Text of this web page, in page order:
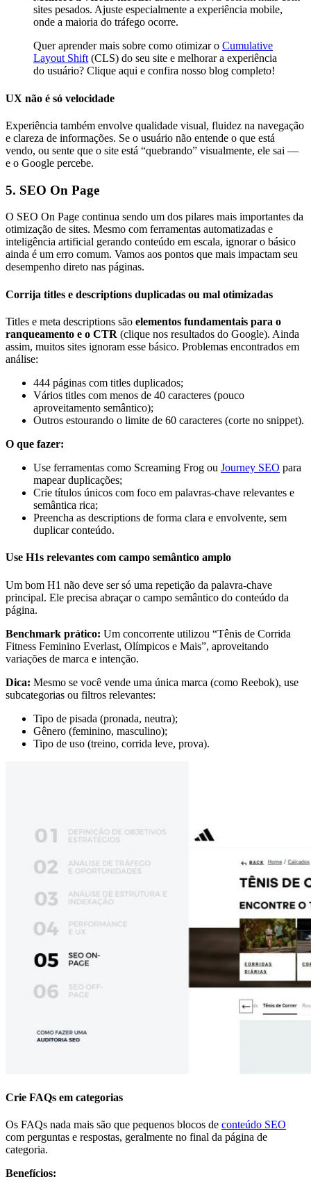
sites pesados. Ajuste especialmente a experiência mobile,
onde a maioria do tráfego ocorre.
Quer aprender mais sobre como otimizar o Cumulative
Layout Shift(CLS) do seu site e melhorar a experiência
do usuário? Clique aqui e confira nosso blog completo!
UX não é só velocidade
Experiência também envolve qualidade visual, fluidez na navegação
e clareza de informações. Se o usuário não entende o que está
vendo, ou sente que o site está “quebrando” visualmente, ele sai —
e o Google percebe.
5. SEO On Page
O SEO On Page continua sendo um dos pilares mais importantes da
otimização de sites. Mesmo com ferramentas automatizadas e
inteligência artificial gerando conteúdo em escala, ignorar o básico
ainda é um erro comum. Vamos aos pontos que mais impactam seu
desempenho direto nas páginas.
Corrija titles e descriptions duplicadas ou mal otimizadas
Titles e meta descriptions são elementos fundamentais para o
ranqueamento e o CTR (clique nos resultados do Google). Ainda
assim, muitos sites ignoram esse básico. Problemas encontrados em
análise:
444 páginas com titles duplicados;
Vários titles com menos de 40 caracteres (pouco
aproveitamento semântico);
Outros estourando o limite de 60 caracteres (corte no snippet).
O que fazer:
Use ferramentas como Screaming Frog ou Journey SEO para
mapear duplicações;
Crie títulos únicos com foco em palavras-chave relevantes e
semântica rica;
Preencha as descriptions de forma clara e envolvente, sem
duplicar conteúdo.
Use H1s relevantes com campo semântico amplo
Um bom H1 não deve ser só uma repetição da palavra-chave
principal. Ele precisa abraçar o campo semântico do conteúdo da
página.
Benchmark prático: Um concorrente utilizou “Tênis de Corrida
Fitness Feminino Everlast, Olímpicos e Mais”, aproveitando
variações de marca e intenção.
Dica: Mesmo se você vende uma única marca (como Reebok), use
subcategorias ou filtros relevantes:
Tipo de pisada (pronada, neutra);
Gênero (feminino, masculino);
Tipo de uso (treino, corrida leve, prova).
Crie FAQs em categorias
Os FAQs nada mais são que pequenos blocos de conteúdo SEO
com perguntas e respostas, geralmente no final da página de
categoria.
Benefícios: